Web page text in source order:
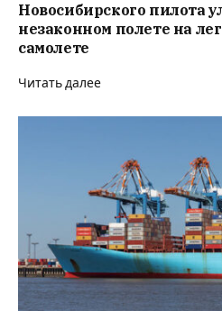
Новосибирского пилота
незаконном полете на
самолете
Читать далее